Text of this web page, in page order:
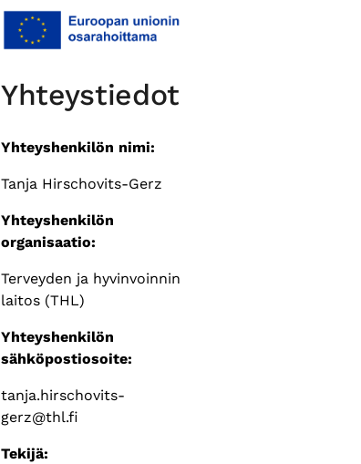
Yhteystiedot
Yhteyshenkilön nimi:
Tanja Hirschovits-Gerz
Yhteyshenkilön
organisaatio:
Terveyden ja hyvinvoinnin
laitos (THL)
Yhteyshenkilön
sähköpostiosoite:
tanja.hirschovits-
gerz@thl.fi
Tekijä: